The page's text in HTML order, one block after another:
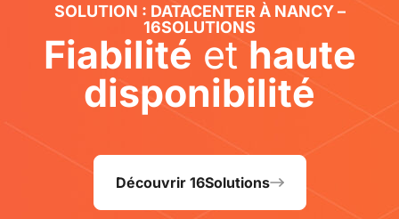
SOLUTION : DATACENTER À NANCY –
16SOLUTIONS
Fiabilité ethaute
disponibilité
Découvrir 16Solutions